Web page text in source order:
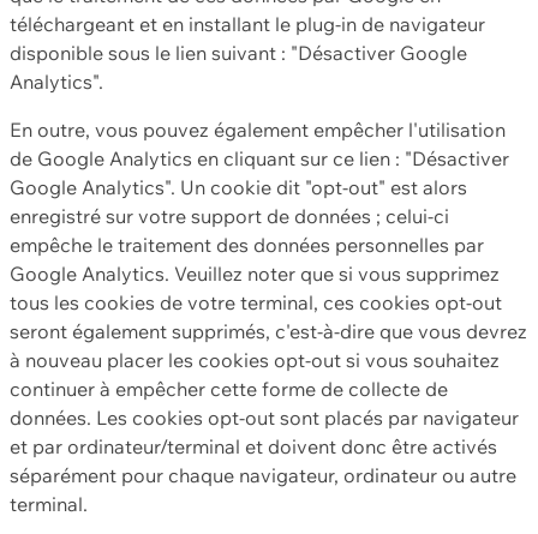
téléchargeant et en installant le plug-in de navigateur
disponible sous le lien suivant : "Désactiver Google
Analytics".
En outre, vous pouvez également empêcher l'utilisation
de Google Analytics en cliquant sur ce lien : "Désactiver
Google Analytics". Un cookie dit "opt-out" est alors
enregistré sur votre support de données ; celui-ci
empêche le traitement des données personnelles par
Google Analytics. Veuillez noter que si vous supprimez
tous les cookies de votre terminal, ces cookies opt-out
seront également supprimés, c'est-à-dire que vous devrez
à nouveau placer les cookies opt-out si vous souhaitez
continuer à empêcher cette forme de collecte de
données. Les cookies opt-out sont placés par navigateur
et par ordinateur/terminal et doivent donc être activés
séparément pour chaque navigateur, ordinateur ou autre
terminal.